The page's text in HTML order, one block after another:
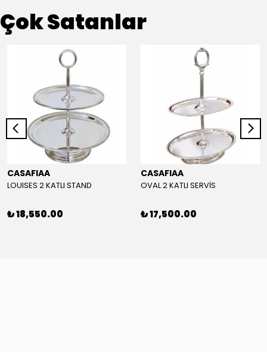
Çok Satanlar
CASAFIAA
LOUISES 2 KATLI STAND
₺ 18,550.00
CASAFIAA
OVAL 2 KATLI SERVİS
₺ 17,500.00